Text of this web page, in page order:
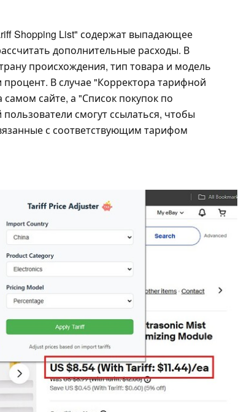
Shopping List" содержат выпадающее
дополнительные расходы. В
происхождения, тип товара и модель
В случае "Корректора тарифной
сайте, а "Список покупок по
смогут ссылаться, чтобы
с соответствующим тарифом